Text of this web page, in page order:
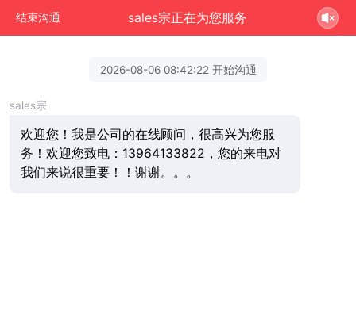
结束沟通 sales宗正在为您服务
2026-08-06 08:42:22 开始沟通
sales宗
欢迎您！我是公司的在线顾问，很高兴为您服
务！欢迎您致电：13964133822，您的来电对
我们来说很重要！！谢谢。。。